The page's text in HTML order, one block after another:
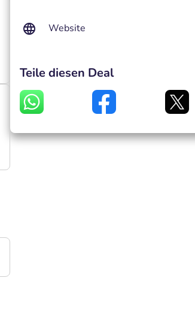
Website
Teile diesen Deal